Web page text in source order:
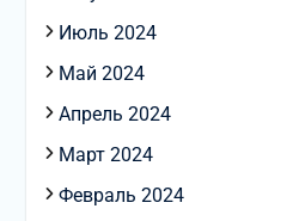
Июль 2024
Май 2024
Апрель 2024
Март 2024
Февраль 2024